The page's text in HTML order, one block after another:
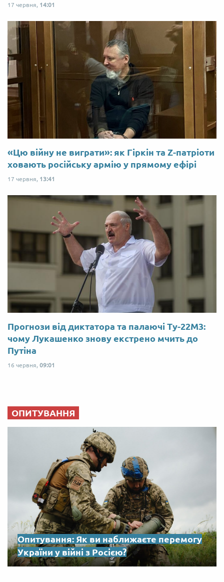
17 червня, 14:01
«Цю війну не виграти»: як Гіркін та Z-патріоти
ховають російську армію у прямому ефірі
17 червня, 13:41
Прогнози від диктатора та палаючі Ту-22М3:
чому Лукашенко знову екстрено мчить до
Путіна
16 червня, 09:01
ОПИТУВАННЯ
Опитування: Як ви наближаєте перемогу
України у війні з Росією?